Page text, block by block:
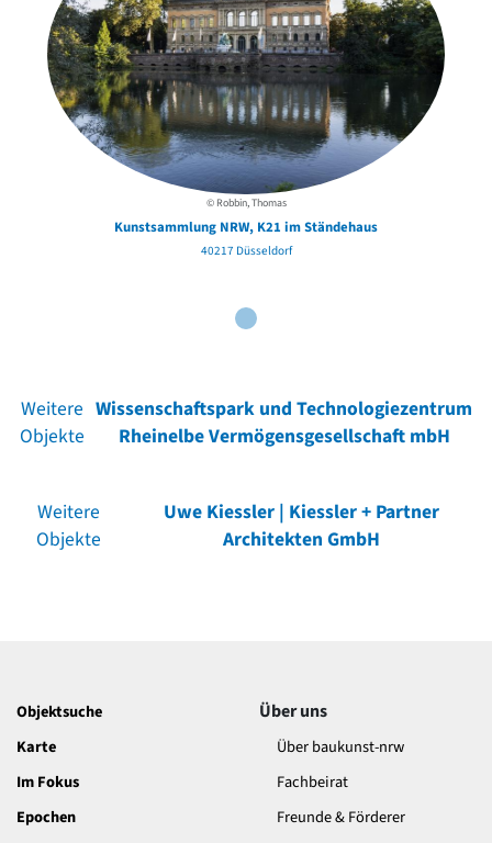
© Robbin, Thomas
Kunstsammlung NRW, K21 im Ständehaus
40217 Düsseldorf
Weitere
Objekte
Wissenschaftspark und Technologiezentrum
Rheinelbe Vermögensgesellschaft mbH
Weitere
Objekte
Uwe Kiessler | Kiessler + Partner
Architekten GmbH
Objektsuche
Karte
Im Fokus
Epochen
Über uns
Über baukunst-nrw
Fachbeirat
Freunde & Förderer